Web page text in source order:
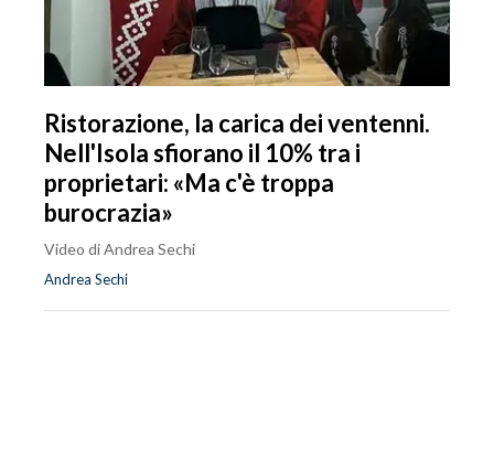
Ristorazione, la carica dei ventenni.
Nell'Isola sfiorano il 10% tra i
proprietari: «Ma c'è troppa
burocrazia»
Video di Andrea Sechi
Andrea Sechi